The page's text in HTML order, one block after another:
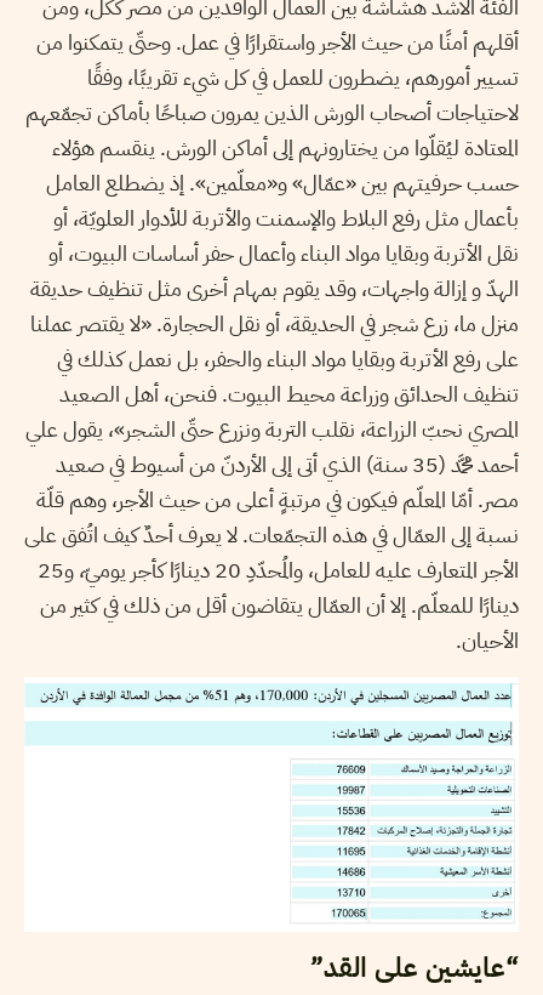
أقلهم أمنًا من حيث الأجر واستقرارًا في عمل. وحتّى يتمكنوا من
تسيير أمورهم، يضطرون للعمل في كل شيء تقريبًا، وفقًا
لاحتياجات أصحاب الورش الذين يمرون صباحًا بأماكن تجمّعهم
المعتادة ليُقلّوا من يختارونهم إلى أماكن الورش. ينقسم هؤلاء
حسب حرفيتهم بين «عمّال» و«معلّمين». إذ يضطلع العامل
بأعمال مثل رفع البلاط والإسمنت والأتربة للأدوار العلويّة، أو
نقل الأتربة وبقايا مواد البناء وأعمال حفر أساسات البيوت، أو
الهدّ و إزالة واجهات، وقد يقوم بمهام أخرى مثل تنظيف حديقة
منزل ما، زرع شجر في الحديقة، أو نقل الحجارة. «لا يقتصر عملنا
على رفع الأتربة وبقايا مواد البناء والحفر، بل نعمل كذلك في
تنظيف الحدائق وزراعة محيط البيوت. فنحن، أهل الصعيد
المصري نحبّ الزراعة، نقلب التربة ونزرع حتّى الشجر»، يقول علي
أحمد محمَّد (35 سنة) الذي أتى إلى الأردنّ من أسيوط في صعيد
مصر. أمّا المعلّم فيكون في مرتبةٍ أعلى من حيث الأجر، وهم قلّة
نسبة إلى العمّال في هذه التجمّعات. لا يعرف أحدٌ كيف اتُفق على
الأجر المتعارف عليه للعامل، والمُحدّدِ 20 دينارًا كأجر يوميّ، و25
دينارًا للمعلّم. إلا أن العمّال يتقاضون أقل من ذلك في كثير من
الأحيان.
“عايشين على القد”